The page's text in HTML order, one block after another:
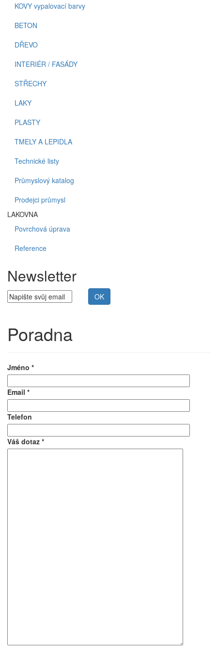
KOVY vypalovací barvy
BETON
DŘEVO
INTERIÉR / FASÁDY
STŘECHY
LAKY
PLASTY
TMELY A LEPIDLA
Technické listy
Průmyslový katalog
Prodejci průmysl
LAKOVNA
Povrchová úprava
Reference
Newsletter
Poradna
Jméno *
Email *
Telefon
Váš dotaz *